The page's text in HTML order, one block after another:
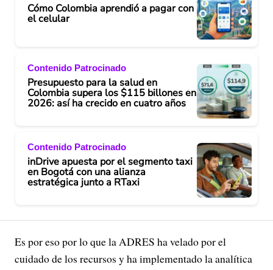
Cómo Colombia aprendió a pagar con
el celular
Contenido Patrocinado
Presupuesto para la salud en
Colombia supera los $115 billones en
2026: así ha crecido en cuatro años
Contenido Patrocinado
inDrive apuesta por el segmento taxi
en Bogotá con una alianza
estratégica junto a RTaxi
Es por eso por lo que la ADRES ha velado por el
cuidado de los recursos y ha implementado la analítica